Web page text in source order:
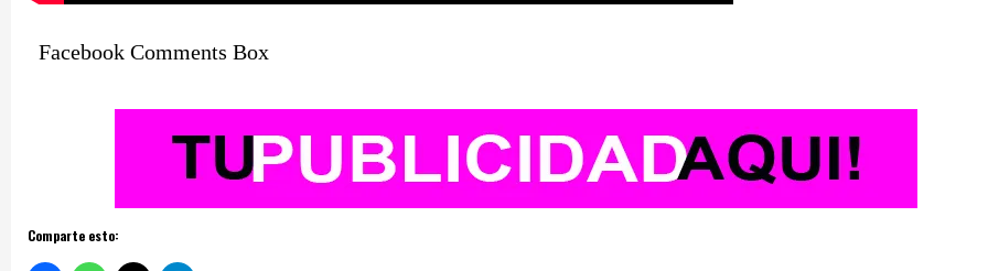
Facebook Comments Box
Comparte esto: